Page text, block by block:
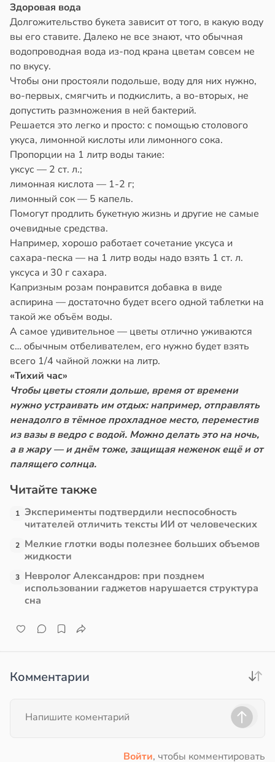
Здоровая вода
Долгожительство букета зависит от того, в какую воду
вы его ставите. Далеко не все знают, что обычная
водопроводная вода из-под крана цветам совсем не
по вкусу.
Чтобы они простояли подольше, воду для них нужно,
во-первых, смягчить и подкислить, а во-вторых, не
допустить размножения в ней бактерий.
Решается это легко и просто: с помощью столового
укуса, лимонной кислоты или лимонного сока.
Пропорции на 1 литр воды такие:
уксус — 2 ст. л.;
лимонная кислота — 1-2 г;
лимонный сок — 5 капель.
Помогут продлить букетную жизнь и другие не самые
очевидные средства.
Например, хорошо работает сочетание уксуса и
сахара-песка — на 1 литр воды надо взять 1 ст. л.
уксуса и 30 г сахара.
Капризным розам понравится добавка в виде
аспирина — достаточно будет всего одной таблетки на
такой же объём воды.
А самое удивительное — цветы отлично уживаются
с… обычным отбеливателем, его нужно будет взять
всего 1/4 чайной ложки на литр.
«Тихий час»
Чтобы цветы стояли дольше, время от времени
нужно устраивать им отдых: например, отправлять
ненадолго в тёмное прохладное место, переместив
из вазы в ведро с водой. Можно делать это на ночь,
а в жару — и днём тоже, защищая неженок ещё и от
палящего солнца.
Читайте также
1 Эксперименты подтвердили неспособность
читателей отличить тексты ИИ от человеческих
2 Мелкие глотки воды полезнее больших объемов
жидкости
3 Невролог Александров: при позднем
использовании гаджетов нарушается структура
сна
Комментарии
Войти, чтобы комментировать